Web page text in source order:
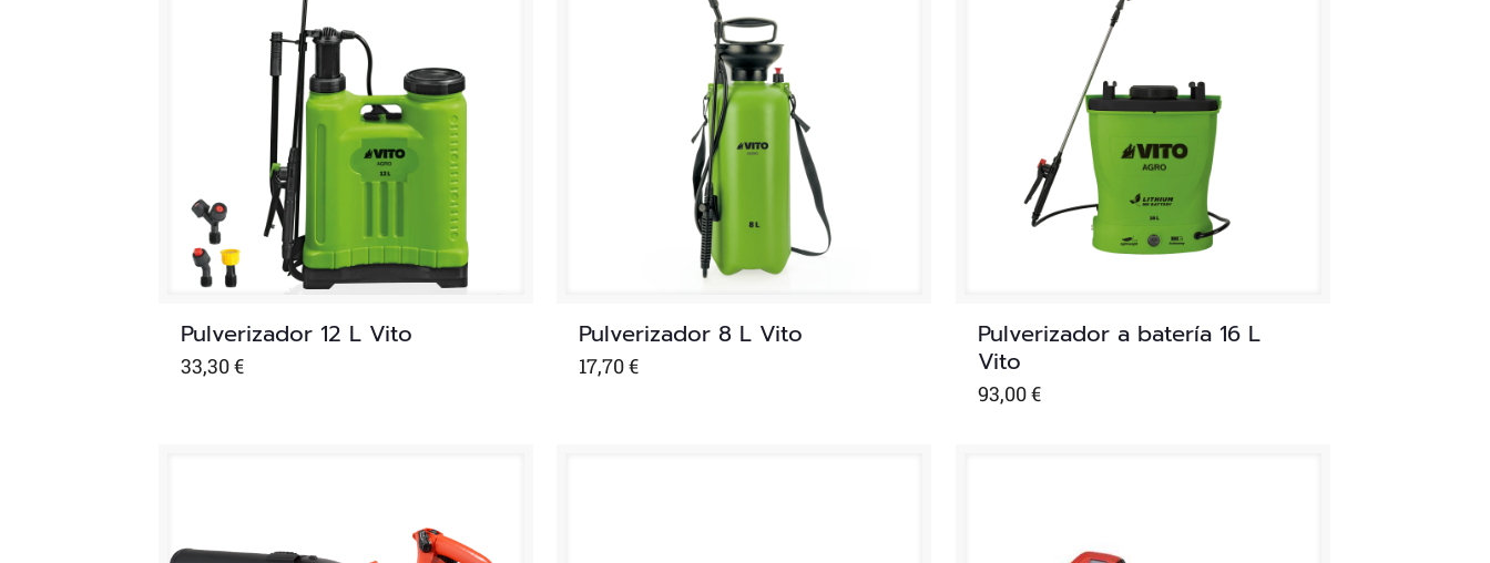
Pulverizador 12 L Vito
33,30€
Pulverizador 8 L Vito
17,70€
Pulverizador a batería 16 L
Vito
93,00€